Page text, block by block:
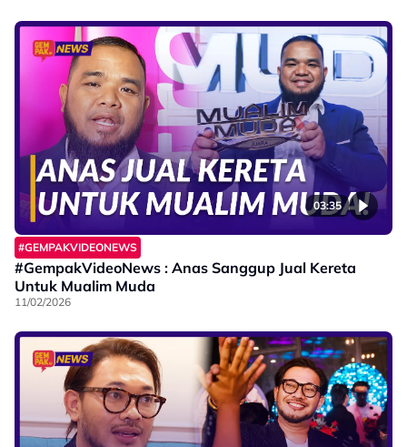
03:35
#GEMPAKVIDEONEWS
#GempakVideoNews : Anas Sanggup Jual Kereta
Untuk Mualim Muda
11/02/2026